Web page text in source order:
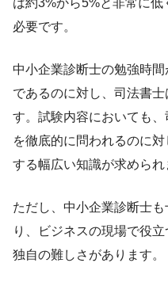
必要です。
中小企業診断士の勉強時
であるのに対し、司法書
す。試験内容においても
を徹底的に問われるのに
する幅広い知識が求められ
ただし、中小企業診断士
り、ビジネスの現場で役
独自の難しさがあります。